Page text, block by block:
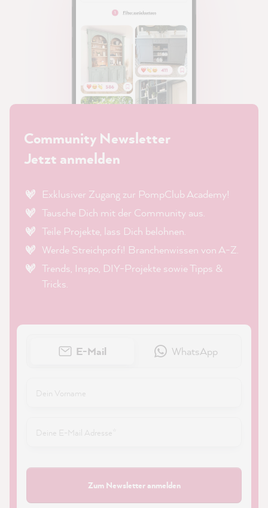
Community Newsletter
Jetzt anmelden
Exklusiver Zugang zur PompClub Academy!
Tausche Dich mit der Community aus.
Teile Projekte, lass Dich belohnen.
Werde Streichprofi! Branchenwissen von A-Z.
Trends, Inspo, DIY-Projekte sowie Tipps &
Tricks.
E-Mail WhatsApp
Zum Newsletter anmelden